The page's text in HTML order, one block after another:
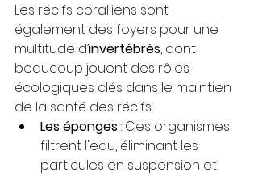
Les récifs coralliens sont
également des foyers pour une
multitude d’invertébrés, dont
beaucoup jouent des rôles
écologiques clés dans le maintien
de la santé des récifs.
Les éponges : Ces organismes
filtrent l'eau, éliminant les
particules en suspension et